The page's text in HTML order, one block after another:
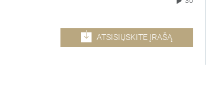
ATSISIŲSKITE ĮRAŠĄ